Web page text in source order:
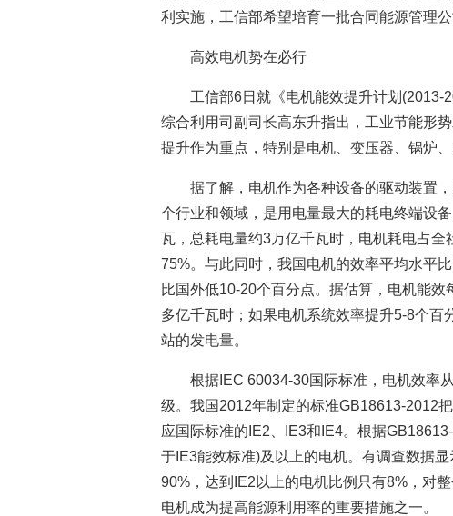
利实施，工信部希望培育一批合同能源管理
高效电机势在必行
工信部6日就《电机能效提升计划(2013-
综合利用司副司长高东升指出，工业节能形
提升作为重点，特别是电机、变压器、锅炉
据了解，电机作为各种设备的驱动装置
个行业和领域，是用电量最大的耗电终端设
瓦，总耗电量约3万亿千瓦时，电机耗电占
75%。与此同时，我国电机的效率平均水平
比国外低10-20个百分点。据估算，电机能
多亿千瓦时；如果电机系统效率提升5-8个
站的发电量。
根据IEC 60034-30国际标准，电机效率
级。我国2012年制定的标准GB18613-2012
应国际标准的IE2、IE3和IE4。根据
于IE3能效标准)及以上的电机。有调查数据
90%，达到IE2以上的电机比例只有8%，对
电机成为提高能源利用率的重要措施之一。